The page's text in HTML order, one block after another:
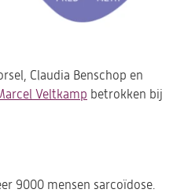
Claudia Benschop en
Veltkamp betrokken bij
9000 mensen sarcoïdose.